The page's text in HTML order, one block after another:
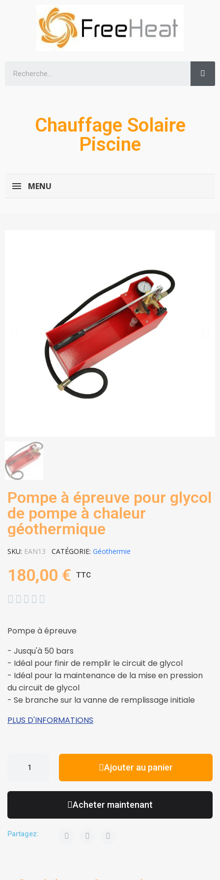
Chauffage Solaire
Piscine
MENU
Pompe à épreuve pour glycol
de pompe à chaleur
géothermique
SKU EAN13 CATÉGORIE Géothermie
180,00 € TTC
    
Pompe à épreuve
- Jusqu'à 50 bars
- Idéal pour finir de remplir le circuit de glycol
- Idéal pour la maintenance de la mise en pression
du circuit de glycol
- Se branche sur la vanne de remplissage initiale
PLUS D'INFORMATIONS
Ajouter au panier
Acheter maintenant
Partagez: